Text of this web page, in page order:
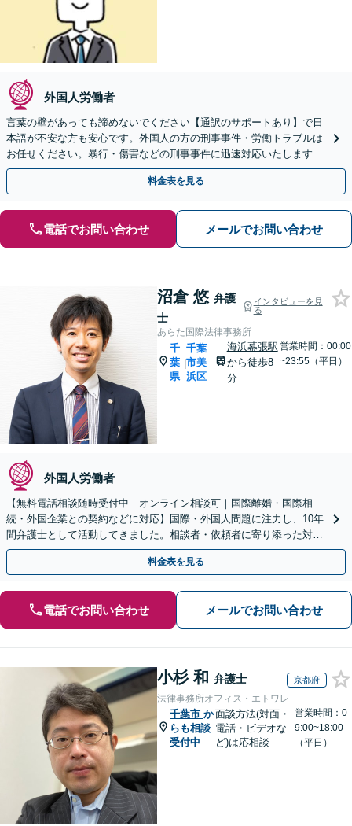
外国人労働者
言葉の壁があっても諦めないでください【通訳のサポートあり】で日
本語が不安な方も安心です。外国人の方の刑事事件・労働トラブルは
お任せください。暴行・傷害などの刑事事件に迅速対応いたします。
【事前予約で休日・夜間面談可】
料金表を見る
電話でお問い合わせ メールでお問い合わせ
沼倉 悠 弁護
士
インタビューを見
る
あらた国際法律事務所
千
葉
県
|
千葉
市美
浜区
海浜幕張駅
から徒歩8
分
営業時間：00:00
~23:55（平日）
外国人労働者
【無料電話相談随時受付中｜オンライン相談可｜国際離婚・国際相
続・外国企業との契約などに対応】国際・外国人問題に注力し、10年
間弁護士として活動してきました。相談者・依頼者に寄り添った対応
を心がけ、依頼者と二人三脚で解決へと導きます。
料金表を見る
電話でお問い合わせ メールでお問い合わせ
小杉 和 弁護士 京都府
法律事務所オフィス・エトワレ
千葉市 か
らも相談
受付中
面談方法(対面・
電話・ビデオな
ど)は応相談
営業時間：0
9:00~18:00
（平日）